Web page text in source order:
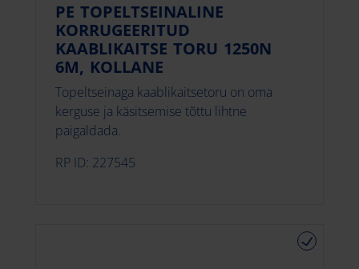
PE TOPELTSEINALINE
KORRUGEERITUD
KAABLIKAITSE TORU 1250N
6M, KOLLANE
Topeltseinaga kaablikaitsetoru on oma
kerguse ja käsitsemise tõttu lihtne
paigaldada.
RP ID: 227545